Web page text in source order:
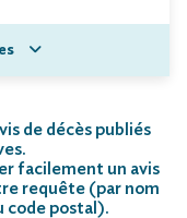
de décès publiés
facilement un avis
requête (par nom
code postal).